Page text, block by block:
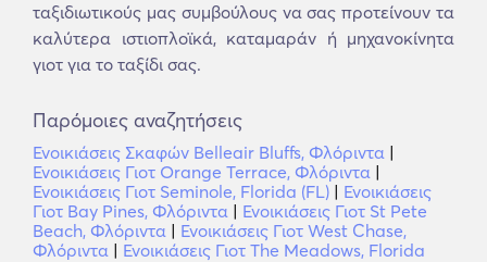
ταξιδιωτικούς μας συμβούλους να σας προτείνουν τα
καλύτερα ιστιοπλοϊκά, καταμαράν ή μηχανοκίνητα
γιοτ για το ταξίδι σας.
Παρόμοιες αναζητήσεις
Ενοικιάσεις Σκαφών Belleair Bluffs, Φλόριντα |
Ενοικιάσεις Γιοτ Orange Terrace, Φλόριντα |
Ενοικιάσεις Γιοτ Seminole, Florida (FL) | Ενοικιάσεις
Γιοτ Bay Pines, Φλόριντα | Ενοικιάσεις Γιοτ St Pete
Beach, Φλόριντα | Ενοικιάσεις Γιοτ West Chase,
Φλόριντα | Ενοικιάσεις Γιοτ The Meadows, Florida